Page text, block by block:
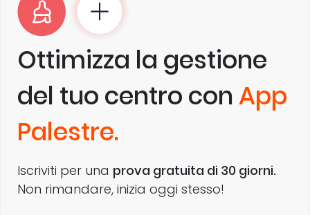
Ottimizza la gestione
del tuo centro con App
Palestre.
Iscriviti per una prova gratuita di 30 giorni.
Non rimandare, inizia oggi stesso!